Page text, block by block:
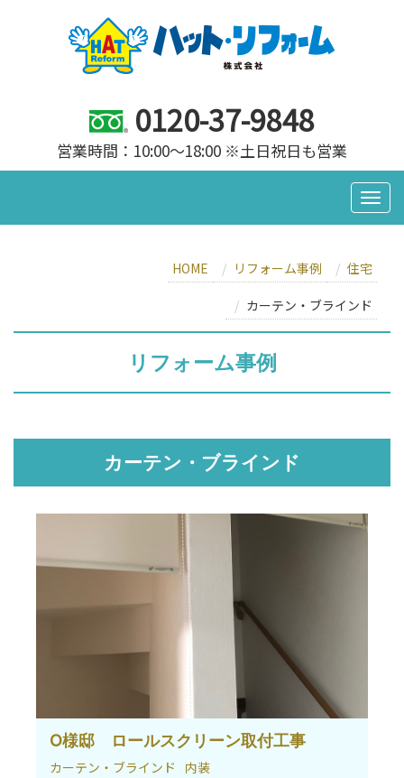
0120-37-9848
営業時間：10:00～18:00 ※土日祝日も営業
HOME リフォーム事例 住宅
カーテン・ブラインド
リフォーム事例
カーテン・ブラインド
O様邸 ロールスクリーン取付工事
カーテン・ブラインド 内装